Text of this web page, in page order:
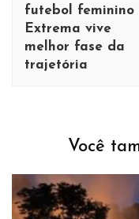
futebol feminino
Extrema vive
melhor fase da
trajetória
Você